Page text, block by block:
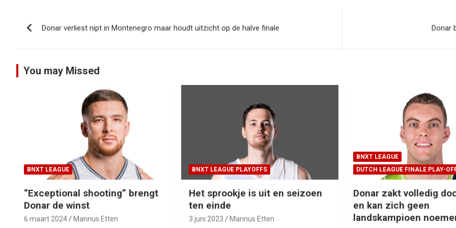
navigatie
Donar verliest nipt in Montenegro maar houdt uitzicht op de halve finale Donar
You may Missed
BNXT LEAGUE
“Exceptional shooting” brengt
Donar de winst
6 maart 2024 Mannus Etten
BNXT LEAGUE PLAYOFFS
Het sprookje is uit en seizoen
ten einde
3 juni 2023 Mannus Etten
BNXT LEAGUE
DUTCH LEAGUE FINALE PLAY-
Donar zakt volledig
en kan zich geen
landskampioen